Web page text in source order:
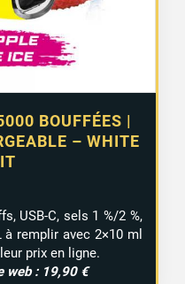
9 avis
BOUFFÉES |
– WHITE
USB-C, sels 1 %/2 %,
remplir avec 2×10 ml
prix en ligne.
web : 19,90 €